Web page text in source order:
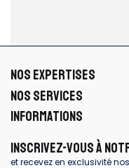
NOS EXPERTISES
NOS SERVICES
INFORMATIONS
INSCRIVEZ-VOUS À
et recevez en exclusivité